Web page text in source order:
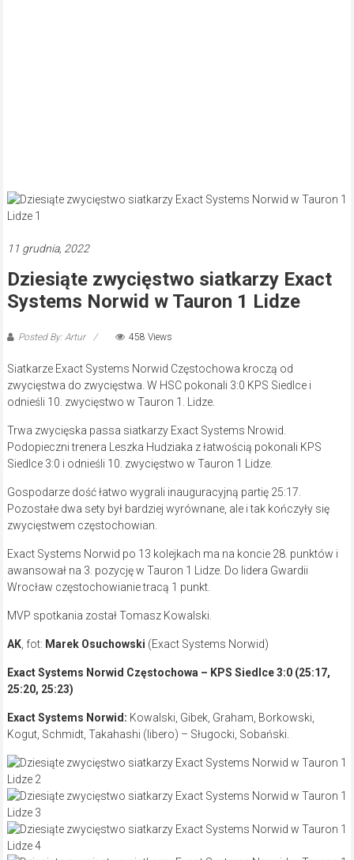
11 grudnia, 2022
Dziesiąte zwycięstwo siatkarzy Exact
Systems Norwid w Tauron 1 Lidze
Posted By: Artur 458 Views
Siatkarze Exact Systems Norwid Częstochowa kroczą od
zwycięstwa do zwycięstwa. W HSC pokonali 3:0 KPS Siedlce i
odnieśli 10. zwycięstwo w Tauron 1. Lidze.
Trwa zwycięska passa siatkarzy Exact Systems Nrowid.
Podopieczni trenera Leszka Hudziaka z łatwością pokonali KPS
Siedlce 3:0 i odnieśli 10. zwycięstwo w Tauron 1 Lidze.
Gospodarze dość łatwo wygrali inauguracyjną partię 25:17.
Pozostałe dwa sety był bardziej wyrównane, ale i tak kończyły się
zwycięstwem częstochowian.
Exact Systems Norwid po 13 kolejkach ma na koncie 28. punktów i
awansował na 3. pozycję w Tauron 1 Lidze. Do lidera Gwardii
Wrocław częstochowianie tracą 1 punkt.
MVP spotkania został Tomasz Kowalski.
AK, fot: Marek Osuchowski (Exact Systems Norwid)
Exact Systems Norwid Częstochowa – KPS Siedlce 3:0 (25:17,
25:20, 25:23)
Exact Systems Norwid: Kowalski, Gibek, Graham, Borkowski,
Kogut, Schmidt, Takahashi (libero) – Sługocki, Sobański.